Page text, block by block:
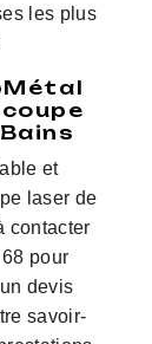
les plus
et
laser de
contacter
pour
devis
savoir-